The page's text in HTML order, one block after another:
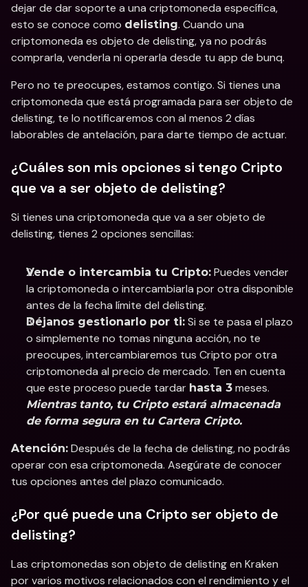
dejar de dar soporte a una criptomoneda específica,
esto se conoce como delisting. Cuando una
criptomoneda es objeto de delisting, ya no podrás
comprarla, venderla ni operarla desde tu app de bunq.
Pero no te preocupes, estamos contigo. Si tienes una
criptomoneda que está programada para ser objeto de
delisting, te lo notificaremos con al menos 2 días
laborables de antelación, para darte tiempo de actuar.
¿Cuáles son mis opciones si tengo Cripto
que va a ser objeto de delisting?
Si tienes una criptomoneda que va a ser objeto de
delisting, tienes 2 opciones sencillas:
Vende o intercambia tu Cripto: Puedes vender
la criptomoneda o intercambiarla por otra disponible
antes de la fecha límite del delisting.
Déjanos gestionarlo por ti: Si se te pasa el plazo
o simplemente no tomas ninguna acción, no te
preocupes, intercambiaremos tus Cripto por otra
criptomoneda al precio de mercado. Ten en cuenta
que este proceso puede tardar hasta 3
Mientras tanto, tu Cripto estará almacenada
de forma segura en tu Cartera Cripto.
Atención: Después de la fecha de delisting, no podrás
operar con esa criptomoneda. Asegúrate de conocer
tus opciones antes del plazo comunicado.
¿Por qué puede una Cripto ser objeto de
delisting?
Las criptomonedas son objeto de delisting en Kraken
por varios motivos relacionados con el rendimiento y el